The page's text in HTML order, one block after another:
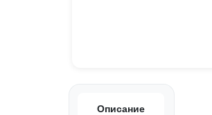
Описание